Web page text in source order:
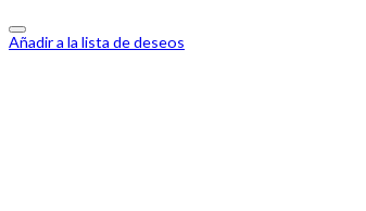
Añadir a la lista de deseos